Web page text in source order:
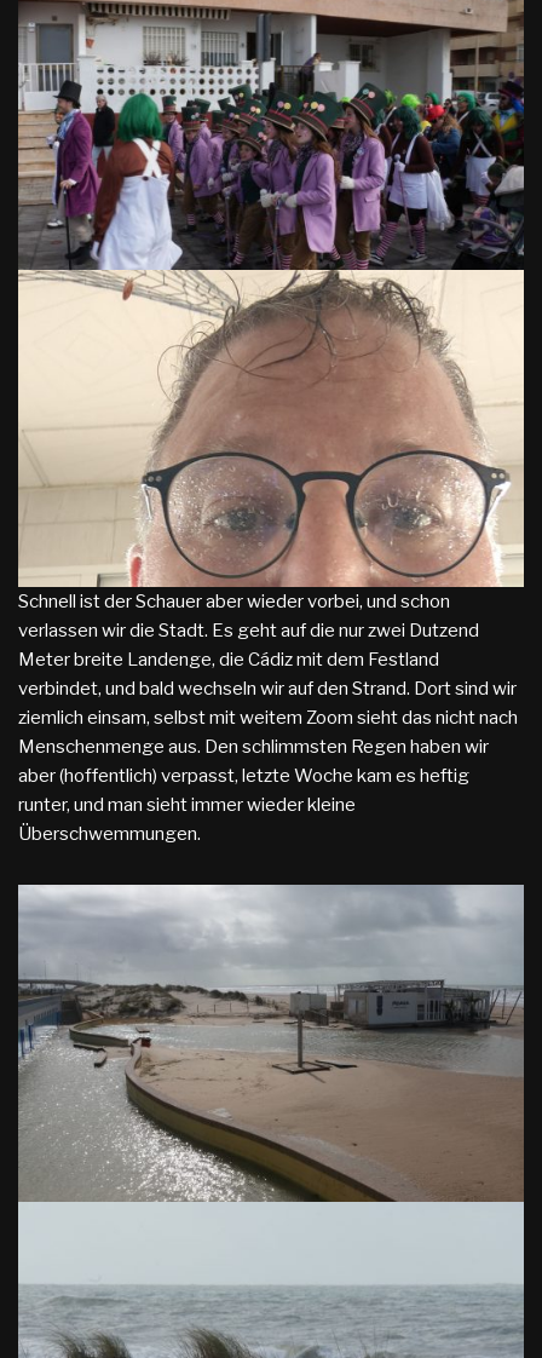
Schnell ist der Schauer aber wieder vorbei, und schon
verlassen wir die Stadt. Es geht auf die nur zwei Dutzend
Meter breite Landenge, die Cádiz mit dem Festland
verbindet, und bald wechseln wir auf den Strand. Dort sind wir
ziemlich einsam, selbst mit weitem Zoom sieht das nicht nach
Menschenmenge aus. Den schlimmsten Regen haben wir
aber (hoffentlich) verpasst, letzte Woche kam es heftig
runter, und man sieht immer wieder kleine
Überschwemmungen.